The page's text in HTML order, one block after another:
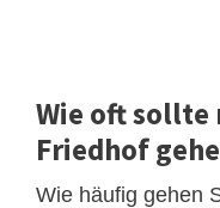
Wie oft sollte
Friedhof
Wie häufig gehen